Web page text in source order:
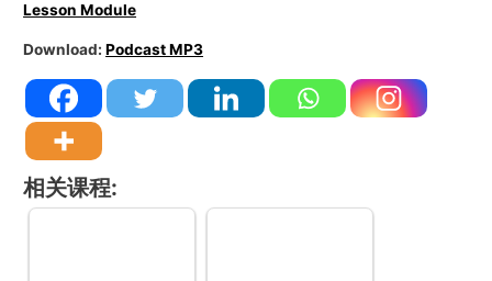
Lesson Module
Download:Podcast MP3
相关课程: